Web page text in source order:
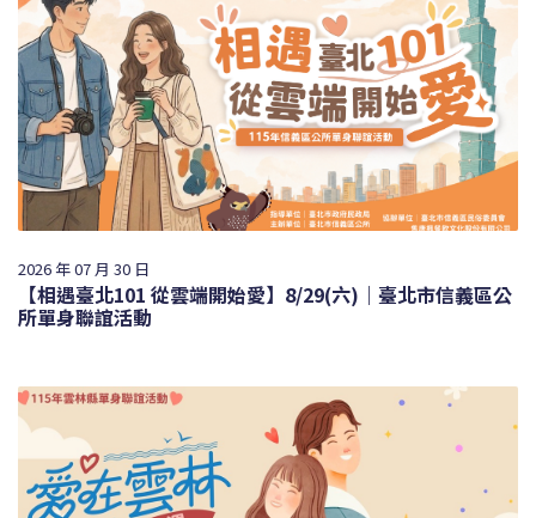
2026 年 07 月 30 日
【相遇臺北101 從雲端開始愛】8/29(六)｜臺北市信義區公
所單身聯誼活動